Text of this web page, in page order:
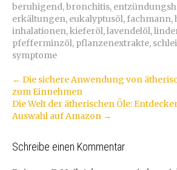
beruhigend,bronchitis,
erkältungen, eukalyptusöl, fachmann,
inhalationen,kieferöl,lavendelöl,
pfefferminzöl, pflanzenextrakte,
symptome
Artikel-
Navigation
← Die sichere Anwendung von
zum Einnehmen
Die Welt der ätherischen Öle:
Auswahl auf Amazon →
Schreibe einen Kommentar